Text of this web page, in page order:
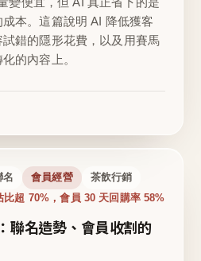
本。這篇說明 AI 降低獲客
錯的隱形花費，以及用賽馬
的內容上。
名 會員經營 茶飲行銷
比超 70%，會員 30 天回購率 58%
聯名造勢、會員收割的